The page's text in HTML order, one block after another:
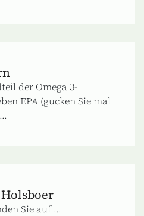
der Omega 3-
EPA (gucken Sie mal
Sie auf ...